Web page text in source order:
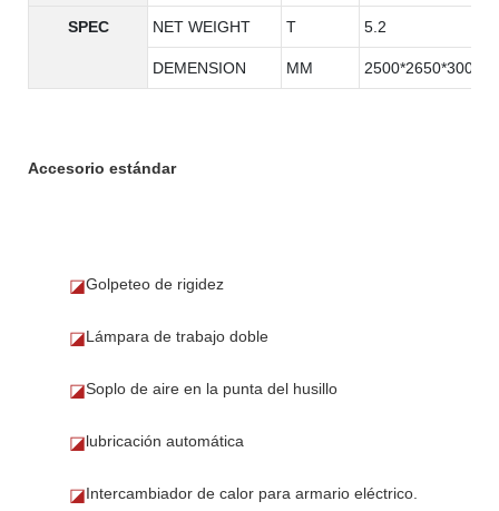
SPEC NET WEIGHT T 5.2
DEMENSION MM 2500*2650*3000
Accesorio estándar
◪Golpeteo de rigidez
◪Lámpara de trabajo doble
◪Soplo de aire en la punta del husillo
◪lubricación automática
◪Intercambiador de calor para armario eléctrico.